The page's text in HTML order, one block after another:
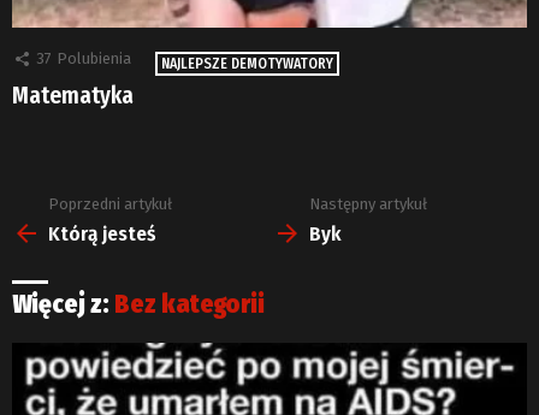
37 Polubienia NAJLEPSZE DEMOTYWATORY
Matematyka
Zobacz
więcej
Poprzedni artykuł
Którą jesteś
Następny artykuł
Byk
Więcej z: Bez kategorii